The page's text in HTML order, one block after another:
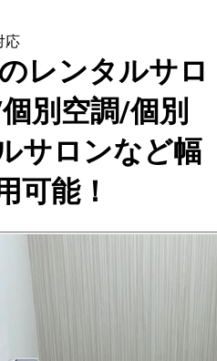
応
レンタルサロ
別空調/個別
サロンなど幅
可能！